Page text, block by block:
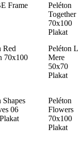
Frame
Peléton
Together
70x100
Plakat
Red
70x100
Peléton
Mere
50x70
Plakat
Shapes
06
Peléton
Flowers
70x100
Plakat